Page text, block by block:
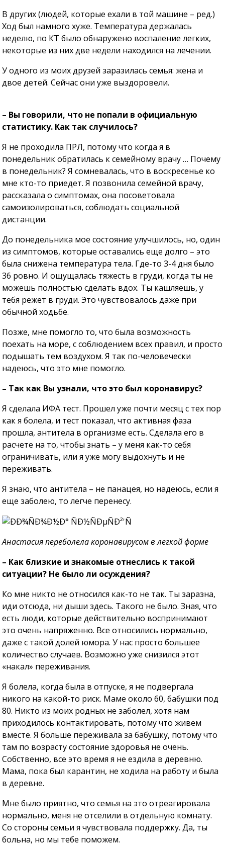
В других (людей, которые ехали в той машине – ред.)
Ход был намного хуже. Температура держалась
неделю, по КТ было обнаружено воспаление легких,
некоторые из них две недели находился на лечении.
У одного из моих друзей заразилась семья: жена и
двое детей. Сейчас они уже выздоровели.
– Вы говорили, что не попали в официальную
статистику. Как так случилось?
Я не проходила ПРЛ, потому что когда я в
понедельник обратилась к семейному врачу … Почему
в понедельник? Я сомневалась, что в воскресенье ко
мне кто-то приедет. Я позвонила семейной врачу,
рассказала о симптомах, она посоветовала
самоизолироваться, соблюдать социальной
дистанции.
До понедельника мое состояние улучшилось, но, один
из симптомов, которые оставались еще долго – это
была снижена температура тела. Где-то 3-4 дня было
36 ровно. И ощущалась тяжесть в груди, когда ты не
можешь полностью сделать вдох. Ты кашляешь, у
тебя режет в груди. Это чувствовалось даже при
обычной ходьбе.
Позже, мне помогло то, что была возможность
поехать на море, с соблюдением всех правил, и просто
подышать тем воздухом. Я так по-человечески
надеюсь, что это мне помогло.
– Так как Вы узнали, что это был коронавирус?
Я сделала ИФА тест. Прошел уже почти месяц с тех пор
как я болела, и тест показал, что активная фаза
прошла, антитела в организме есть. Сделала его в
расчете на то, чтобы знать – у меня как-то себя
ограничивать, или я уже могу выдохнуть и не
переживать.
Я знаю, что антитела – не панацея, но надеюсь, если я
еще заболею, то легче перенесу.
Анастасия переболела коронавирусом в легкой форме
– Как близкие и знакомые отнеслись к такой
ситуации? Не было ли осуждения?
Ко мне никто не относился как-то не так. Ты заразна,
иди отсюда, ни дыши здесь. Такого не было. Зная, что
есть люди, которые действительно воспринимают
это очень напряженно. Все относились нормально,
даже с такой долей юмора. У нас просто большее
количество случаев. Возможно уже снизился этот
«накал» переживания.
Я болела, когда была в отпуске, я не подвергала
никого на какой-то риск. Маме около 60, бабушки под
80. Никто из моих родных не заболел, хотя нам
приходилось контактировать, потому что живем
вместе. Я больше переживала за бабушку, потому что
там по возрасту состояние здоровья не очень.
Собственно, все это время я не ездила в деревню.
Мама, пока был карантин, не ходила на работу и была
в деревне.
Мне было приятно, что семья на это отреагировала
нормально, меня не отселили в отдельную комнату.
Со стороны семьи я чувствовала поддержку. Да, ты
больна, но мы тебе поможем.